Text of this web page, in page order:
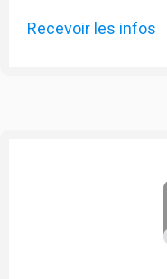
Recevoir les infos